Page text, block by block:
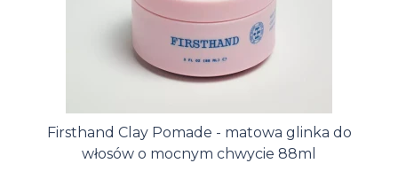
Firsthand Clay Pomade - matowa glinka do
włosów o mocnym chwycie 88ml